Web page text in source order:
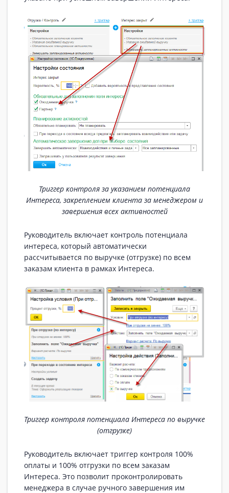
Триггер контроля за указанием потенциала
Интереса, закреплением клиента за менеджером и
завершения всех активностей
Руководитель включает контроль потенциала
интереса, который автоматически
рассчитывается по выручке (отгрузке) по всем
заказам клиента в рамках Интереса.
Триггер контроля потенциала Интереса по выручке
(отгрузке)
Руководитель включает триггер контроля 100%
оплаты и 100% отгрузки по всем заказам
Интереса. Это позволит проконтролировать
менеджера в случае ручного завершения им